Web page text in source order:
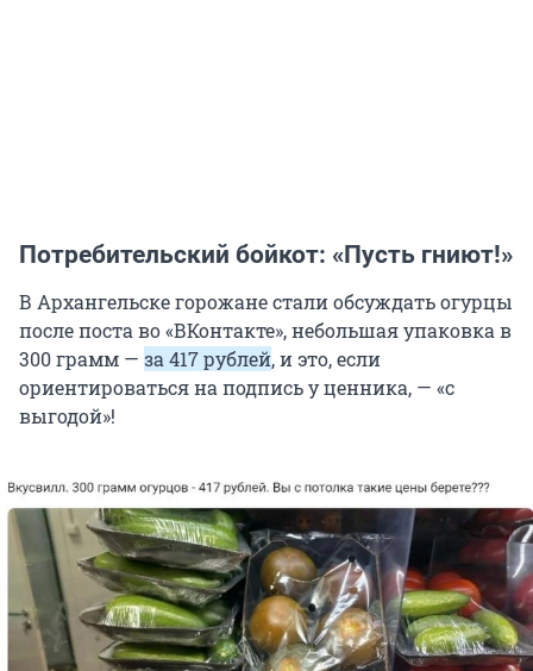
Потребительский бойкот: «Пусть гниют!»
В Архангельске горожане стали обсуждать огурцы
после поста во «ВКонтакте», небольшая упаковка в
300 грамм — за 417 рублей, и это, если
ориентироваться на подпись у ценника, — «с
выгодой»!